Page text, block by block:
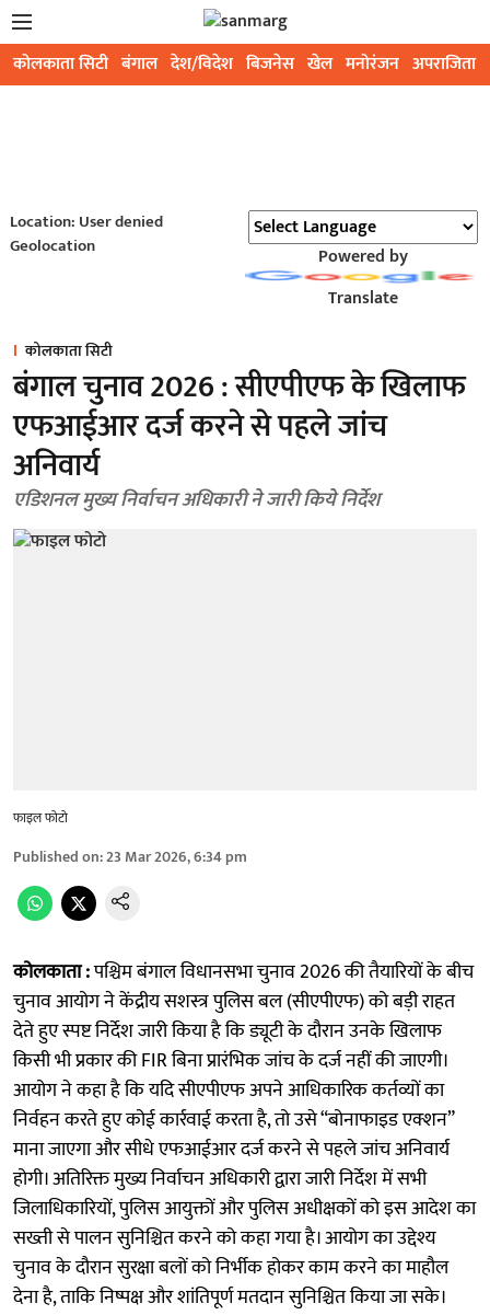
कोलकाता सिटी बंगाल देश/विदेश बिजनेस खेल मनोरंजन अपराजिता
Location: User denied
Geolocation
Powered by
Translate
कोलकाता सिटी
बंगाल चुनाव 2026 : सीएपीएफ के खिलाफ
एफआईआर दर्ज करने से पहले जांच
अनिवार्य
एडिशनल मुख्य निर्वाचन अधिकारी ने जारी किये निर्देश
फाइल फोटो
Published on:23 Mar 2026, 6:34 pm
कोलकाता :पश्चिम बंगाल विधानसभा चुनाव 2026 की तैयारियों के बीच
चुनाव आयोग ने केंद्रीय सशस्त्र पुलिस बल (सीएपीएफ) को बड़ी राहत
देते हुए स्पष्ट निर्देश जारी किया है कि ड्यूटी के दौरान उनके खिलाफ
किसी भी प्रकार की FIR बिना प्रारंभिक जांच के दर्ज नहीं की जाएगी।
आयोग ने कहा है कि यदि सीएपीएफ अपने आधिकारिक कर्तव्यों का
निर्वहन करते हुए कोई कार्रवाई करता है, तो उसे “बोनाफाइड एक्शन”
माना जाएगा और सीधे एफआईआर दर्ज करने से पहले जांच अनिवार्य
होगी। अतिरिक्त मुख्य निर्वाचन अधिकारी द्वारा जारी निर्देश में सभी
जिलाधिकारियों, पुलिस आयुक्तों और पुलिस अधीक्षकों को इस आदेश का
सख्ती से पालन सुनिश्चित करने को कहा गया है। आयोग का उद्देश्य
चुनाव के दौरान सुरक्षा बलों को निर्भीक होकर काम करने का माहौल
देना है, ताकि निष्पक्ष और शांतिपूर्ण मतदान सुनिश्चित किया जा सके।